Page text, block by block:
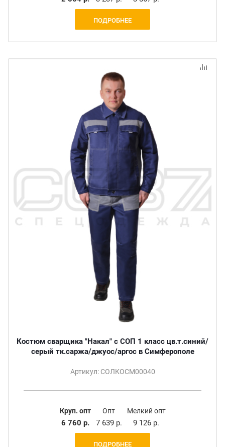
ПОДРОБНЕЕ
Костюм сварщика "Накал" с СОП 1 класс цв.т.синий/
серый тк.саржа/джуос/аргос в Симферополе
Артикул: СОЛКОСМ00040
Круп. опт
6 760 р.
Опт
7 639 р.
Мелкий опт
9 126 р.
ПОДРОБНЕЕ